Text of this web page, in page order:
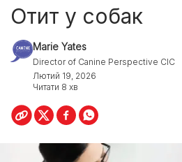
Отит у собак
Marie Yates
Director of Canine Perspective CIC
Лютий 19, 2026
Читати 8 хв